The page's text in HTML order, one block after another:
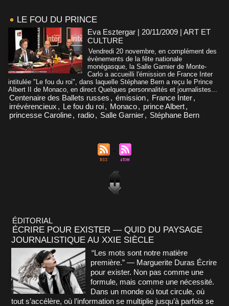
LE FOU DU PRINCE
Eva Esztergar | 20/11/2009 | ART ET
CULTURE
Vendredi 20 novembre, en complément des
évènements de la fête nationale
monégasque, la Salle Garnier de Monte-
Carlo a accueilli l'émission de France Inter
intitulée "Le fou du roi", dans laquelle Stéphane Bern a reçu le Prince
Albert II de Monaco, en direct Quelques personnalités et journalistes...
Centenaire des Ballets russes , émission, France Inter,
irrévérencieux , Le fou du roi, Monaco, prince Albert,
princesse Caroline, radio, Salle Garnier, Stéphane Bern
ÉDITORIAL
ÉCRIRE POUR EXISTER — QUID DU PAYSAGE
JOURNALISTIQUE AU XXIE SIÈCLE
“Les mots sont notre matière
première.” — Marguerite Duras Écrire
pour exister. Non pas comme une
formule, mais comme une nécessité.
Dans un monde où tout circule, où
tout s’accélère, où l’information se multiplie jusqu’à parfois se